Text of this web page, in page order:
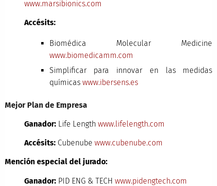
www.marsibionics.com
Accésits:
Biomédica Molecular Medicine
www.biomedicamm.com
Simplificar para innovar en las medidas
químicas www.ibersens.es
Mejor Plan de Empresa
Ganador:Life Length www.lifelength.com
Accésits:Cubenube www.cubenube.com
Mención especial del jurado:
Ganador:PID ENG & TECH www.pidengtech.com